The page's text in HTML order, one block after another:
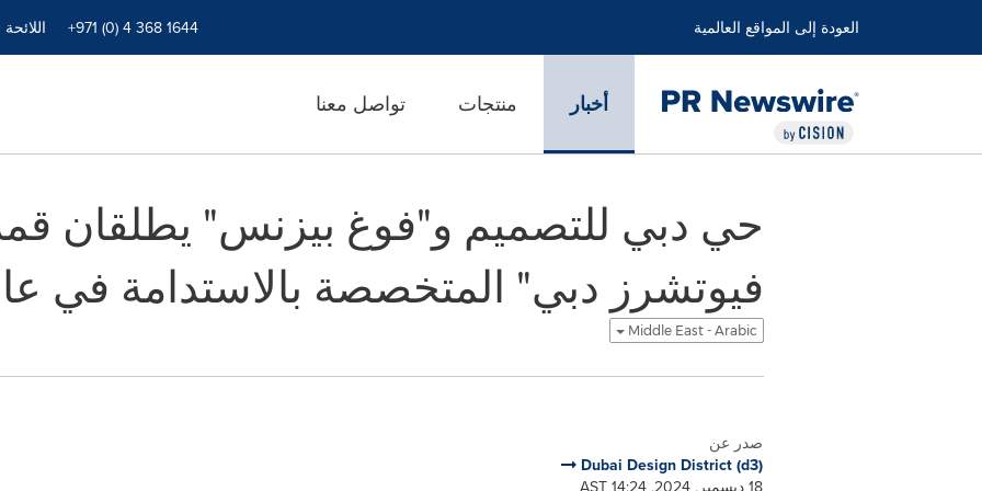
العودة إلى المواقع العالمية +971 (0) 4 368 1644
أخبار منتجات تواصل معنا
حي دبي للتصميم و"فوغ بيزنس" يطلقان
فيوتشرز دبي" المتخصصة بالاستدامة في
Middle East - Arabic
صدر عن
Dubai Design District (d3)
18 ديسمبر, 2024, 14:24 AST